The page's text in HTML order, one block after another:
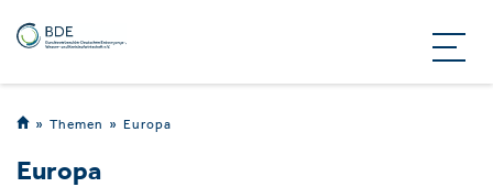
Themen Europa
Europa